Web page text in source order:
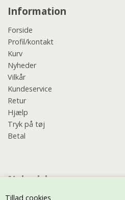
Tillad cookies
Information
Forside
Profil/kontakt
Kurv
Nyheder
Vilkår
Kundeservice
Retur
Hjælp
Tryk på tøj
Betal
Nyhedsbrev